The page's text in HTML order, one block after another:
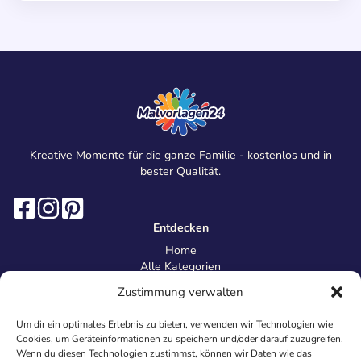
Zustimmung verwalten
Um dir ein optimales Erlebnis zu bieten, verwenden wir Technologien wie
Cookies, um Geräteinformationen zu speichern und/oder darauf zuzugreifen.
Wenn du diesen Technologien zustimmst, können wir Daten wie das
Kreative Momente für die ganze Familie - kostenlos und in
bester Qualität.
Entdecken
Home
Alle Kategorien
Information
Über uns
Kontakt
Inhaltsrichtlinien